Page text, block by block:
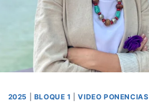
2025 BLOQUE 1 |VIDEO PONENCIAS